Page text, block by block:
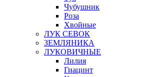
Чубушник
Роза
Хвойные
ЛУК СЕВОК
ЗЕМЛЯНИКА
ЛУКОВИЧНЫЕ
Лилия
Гиацинт